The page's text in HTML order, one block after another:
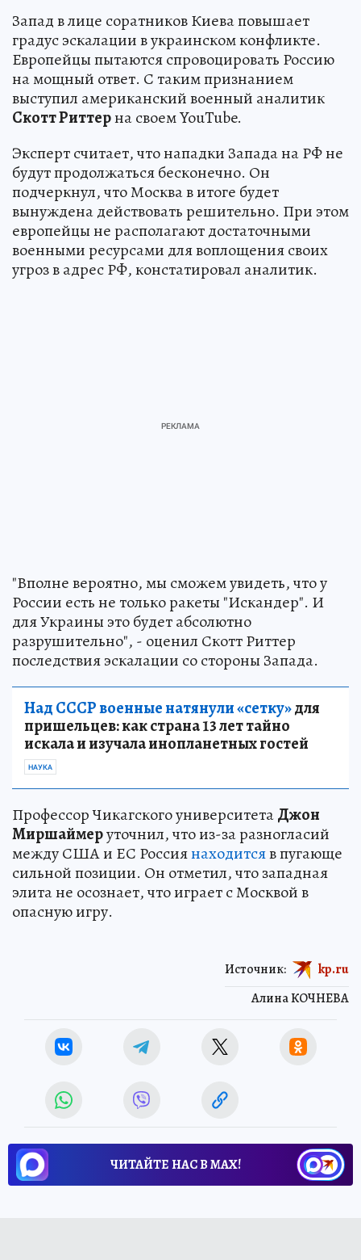
Запад в лице соратников Киева повышает
градус эскалации в украинском конфликте.
Европейцы пытаются спровоцировать Россию
на мощный ответ. С таким признанием
выступил американский военный аналитик
Скотт Риттерна своем YouTube.
Эксперт считает, что нападки Запада на РФ не
будут продолжаться бесконечно. Он
подчеркнул, что Москва в итоге будет
вынуждена действовать решительно. При этом
европейцы не располагают достаточными
военными ресурсами для воплощения своих
угроз в адрес РФ, констатировал аналитик.
"Вполне вероятно, мы сможем увидеть, что у
России есть не только ракеты "Искандер". И
для Украины это будет абсолютно
разрушительно", - оценил Скотт Риттер
последствия эскалации со стороны Запада.
Над СССР военные натянули «сетку»для
пришельцев: как страна 13 лет тайно
искала и изучала инопланетных гостей
НАУКА
Профессор Чикагского университетаДжон
Миршаймеруточнил, что из-за разногласий
между США и ЕС Россиянаходитсяв пугающе
сильной позиции. Он отметил, что западная
элита не осознает, что играет с Москвой в
опасную игру.
Алина КОЧНЕВА
Источник: kp.ru
ЧИТАЙТЕ НАС В МАХ!